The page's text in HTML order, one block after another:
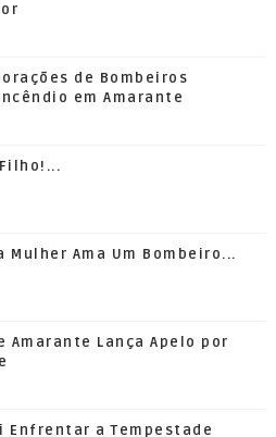
de Bombeiros
em Amarante
Mulher Ama Um Bombeiro...
Amarante Lança Apelo por
Enfrentar a Tempestade